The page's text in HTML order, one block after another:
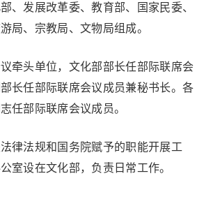
、发展改革委、教育部、国家民委、
局、宗教局、文物局组成。
牵头单位，文化部部长任部际联席会
长任部际联席会议成员兼秘书长。各
任部际联席会议成员。
律法规和国务院赋予的职能开展工
室设在文化部，负责日常工作。